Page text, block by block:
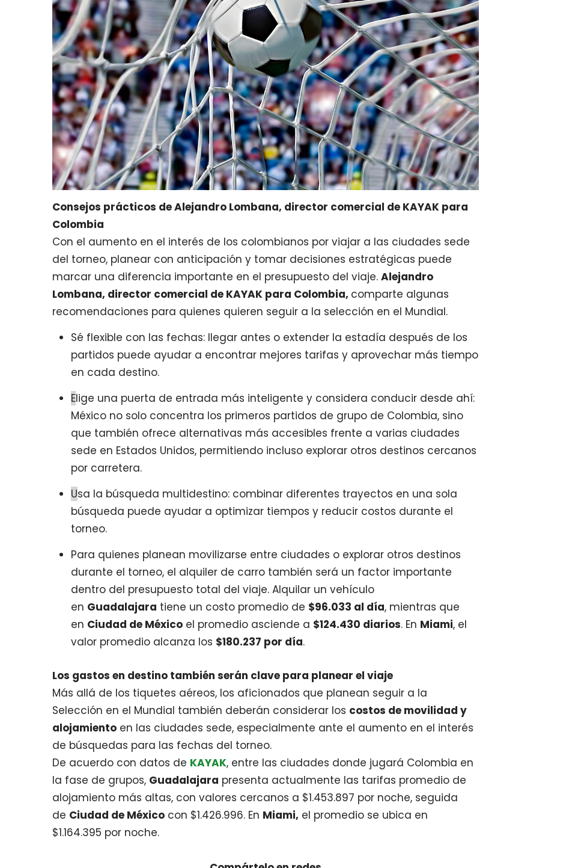
Consejos prácticos de Alejandro Lombana, director comercial de KAYAK para
Colombia
Con el aumento en el interés de los colombianos por viajar a las ciudades sede
del torneo, planear con anticipación y tomar decisiones estratégicas puede
marcar una diferencia importante en el presupuesto del viaje. Alejandro
Lombana, director comercial de KAYAK para Colombia, comparte algunas
recomendaciones para quienes quieren seguir a la selección en el Mundial.
Sé flexible con las fechas: llegar antes o extender la estadía después de los
partidos puede ayudar a encontrar mejores tarifas y aprovechar más tiempo
en cada destino.
Elige una puerta de entrada más inteligente y considera conducir desde ahí:
México no solo concentra los primeros partidos de grupo de Colombia, sino
que también ofrece alternativas más accesibles frente a varias ciudades
sede en Estados Unidos, permitiendo incluso explorar otros destinos cercanos
por carretera.
Usa la búsqueda multidestino: combinar diferentes trayectos en una sola
búsqueda puede ayudar a optimizar tiempos y reducir costos durante el
torneo.
Para quienes planean movilizarse entre ciudades o explorar otros destinos
durante el torneo, el alquiler de carro también será un factor importante
dentro del presupuesto total del viaje. Alquilar un vehículo
en Guadalajara tiene un costo promedio de $96.033 al día, mientras que
en Ciudad de Méxicoel promedio asciende a $124.430 diarios. En Miami, el
valor promedio alcanza los $180.237 por día.
Los gastos en destino también serán clave para planear el viaje
Más allá de los tiquetes aéreos, los aficionados que planean seguir a la
Selección en el Mundial también deberán considerar los costos de movilidad y
alojamiento en las ciudades sede, especialmente ante el aumento en el interés
de búsquedas para las fechas del torneo.
De acuerdo con datos de KAYAK, entre las ciudades donde jugará Colombia en
la fase de grupos, Guadalajara presenta actualmente las tarifas promedio de
alojamiento más altas, con valores cercanos a $1.453.897 por noche, seguida
de Ciudad de México con $1.426.996. En Miami, el promedio se ubica en
$1.164.395 por noche.